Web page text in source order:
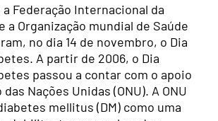
a Federação Internacional da
a Organização mundial de Saúde
no dia 14 de novembro, o Dia
A partir de 2006, o Dia
passou a contar com o apoio
Nações Unidas (ONU). A ONU
mellitus (DM) como uma